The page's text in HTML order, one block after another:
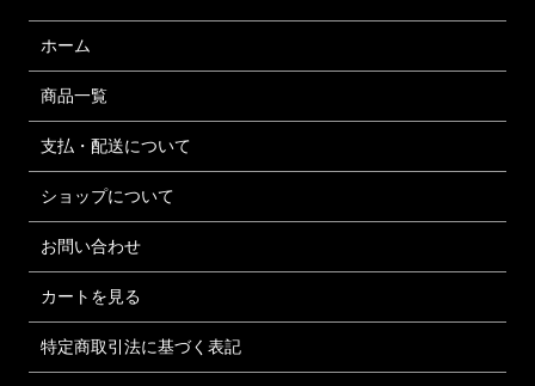
ホーム
商品一覧
支払・配送について
ショップについて
お問い合わせ
カートを見る
特定商取引法に基づく表記